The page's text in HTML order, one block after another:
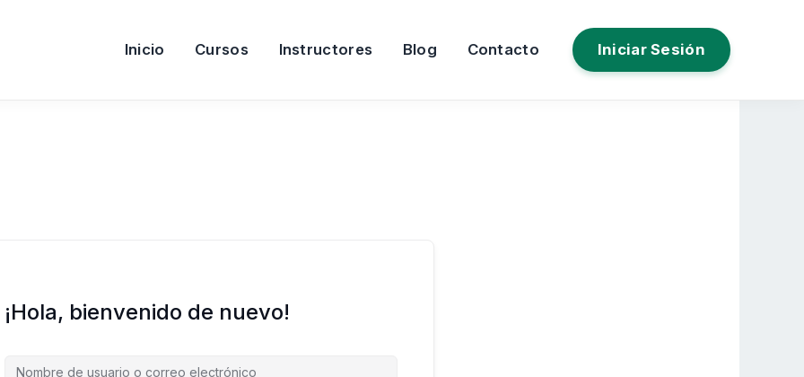
Inicio Cursos Instructores Blog Contacto Iniciar Sesión
¡Hola, bienvenido de nuevo!